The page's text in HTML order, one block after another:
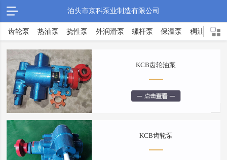
泊头市京科泵业制造有限公司
齿轮泵 热油泵 挠性泵 外润滑泵 螺杆泵 保温泵 稠油泵
沥青泵 转子泵 不锈钢泵
渣油泵 增压泵 高温泵 磁力泵 可调泵 液压泵
软管泵 滑片泵
KCB齿轮油泵
KCB齿轮泵